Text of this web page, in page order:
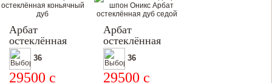
Арбат
остеклённая
36
29500 c
Арбат
остеклённая
36
29500 c